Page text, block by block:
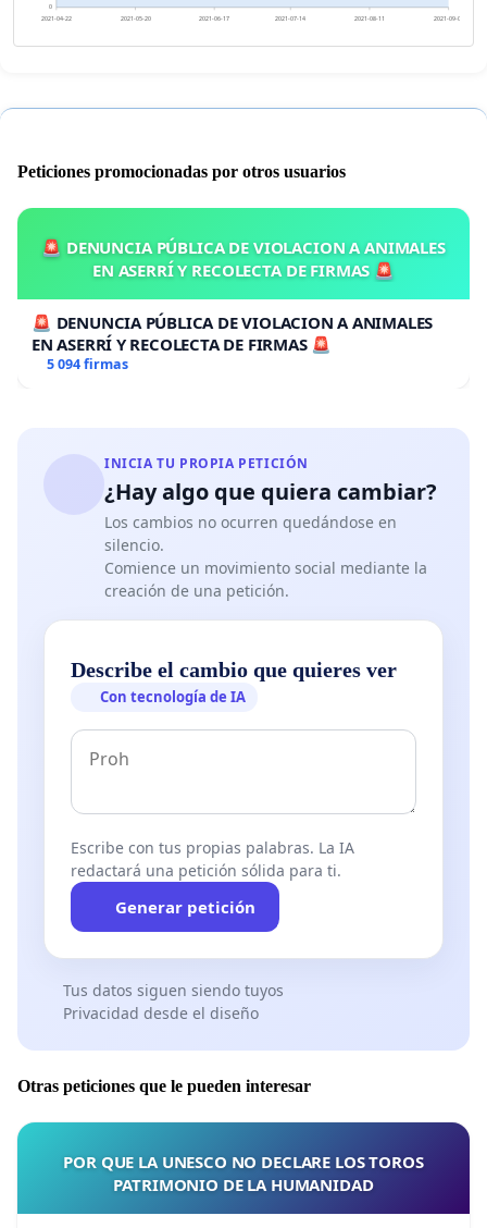
0
2021-04-22 2021-05-20 2021-06-17 2021-07-14 2021-08-11 2021-09-08
Peticiones promocionadas por otros usuarios
🚨 DENUNCIA PÚBLICA DE VIOLACION A ANIMALES
EN ASERRÍ Y RECOLECTA DE FIRMAS 🚨
🚨 DENUNCIA PÚBLICA DE VIOLACION A ANIMALES
EN ASERRÍ Y RECOLECTA DE FIRMAS 🚨
5 094 firmas
INICIA TU PROPIA PETICIÓN
¿Hay algo que quiera cambiar?
Los cambios no ocurren quedándose en
silencio.
Comience un movimiento social mediante la
creación de una petición.
Describe el cambio que quieres ver
Con tecnología de IA
Escribe con tus propias palabras. La IA
redactará una petición sólida para ti.
Generar petición
Tus datos siguen siendo tuyos
Privacidad desde el diseño
Otras peticiones que le pueden interesar
POR QUE LA UNESCO NO DECLARE LOS TOROS
PATRIMONIO DE LA HUMANIDAD